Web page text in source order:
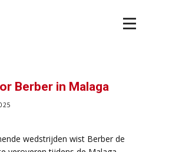
Berber in Malaga
wedstrijden wist Berber de